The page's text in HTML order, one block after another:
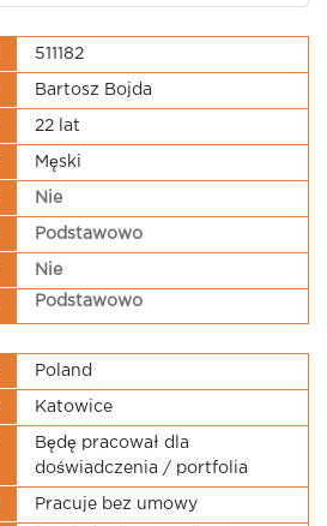
511182
Bartosz Bojda
22 lat
Męski
Nie
Podstawowo
Nie
Podstawowo
Poland
Katowice
Będę pracował dla
doświadczenia / portfolia
Pracuje bez umowy